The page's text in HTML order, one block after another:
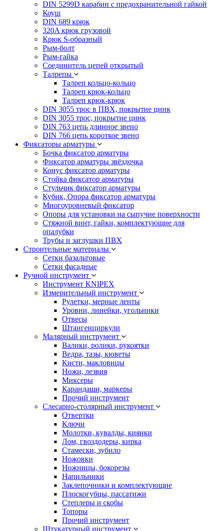
DIN 5299D карабин с предохранительной гайкой
Коуш
DIN 689 крюк
320A крюк грузовой
Крюк S-образный
Рым-болт
Рым-гайка
Соединитель цепей открытый
Талрепы
Талреп кольцо-кольцо
Талреп крюк-кольцо
Талреп крюк-крюк
DIN 3055 трос в ПВХ, покрытие цинк
DIN 3055 трос, покрытие цинк
DIN 763 цепь длинное звено
DIN 766 цепь короткое звено
Фиксаторы арматуры
Бочка фиксатор арматуры
Фиксатор арматуры звёздочка
Конус фиксатор арматуры
Стойка фиксатор арматуры
Стульчик фиксатор арматуры
Кубик, Опора фиксатор арматуры
Многоуровневый фиксатор
Опоры для установки на сыпучие поверхности
Стяжной винт, гайки, комплектующие для
опалубки
Трубы и заглушки ПВХ
Строительные материалы
Сетки базальтовые
Сетки фасадные
Ручной инструмент
Инструмент KNIPEX
Измерительный инструмент
Рулетки, мерные ленты
Уровни, линейки, угольники
Отвесы
Штангенциркули
Малярный инструмент
Валики, ролики, рукоятки
Ведра, тазы, кюветы
Кисти, макловицы
Ножи, лезвия
Миксеры
Карандаши, маркеры
Прочий инструмент
Слесарно-столярный инструмент
Отвертки
Ключи
Молотки, кувалды, киянки
Лом, гвоздодеры, кирка
Стамески, зубило
Ножовки
Ножницы, бокорезы
Напильники
Заклепочники и комплектующие
Плоскогубцы, пассатижи
Степлеры и скобы
Топоры
Прочий инструмент
Штукатурный инструмент